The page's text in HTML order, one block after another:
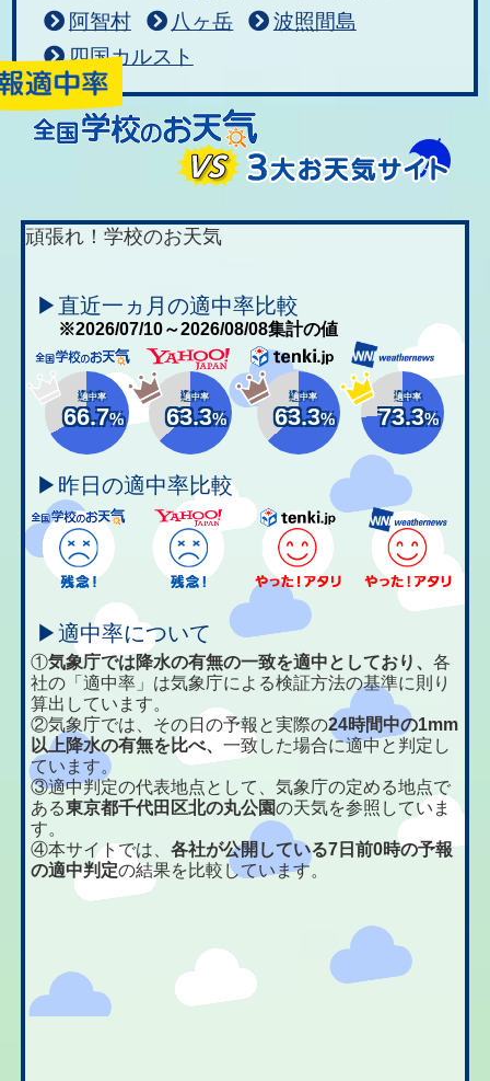
阿智村
八ヶ岳
波照間島
四国カルスト
頑張れ！学校のお天気
▶直近一ヵ月の適中率比較
※2026/07/10～2026/08/08集計の値
適中率
66.7%
適中率
63.3%
適中率
63.3%
適中率
73.3%
▶昨日の適中率比較
▶適中率について
①気象庁では降水の有無の一致を適中としており、各
社の「適中率」は気象庁による検証方法の基準に則り
算出しています。
②気象庁では、その日の予報と実際の24時間中の1mm
以上降水の有無を比べ、一致した場合に適中と判定し
ています。
③適中判定の代表地点として、気象庁の定める地点で
ある東京都千代田区北の丸公園の天気を参照していま
す。
④本サイトでは、各社が公開している7日前0時の予報
の適中判定の結果を比較しています。